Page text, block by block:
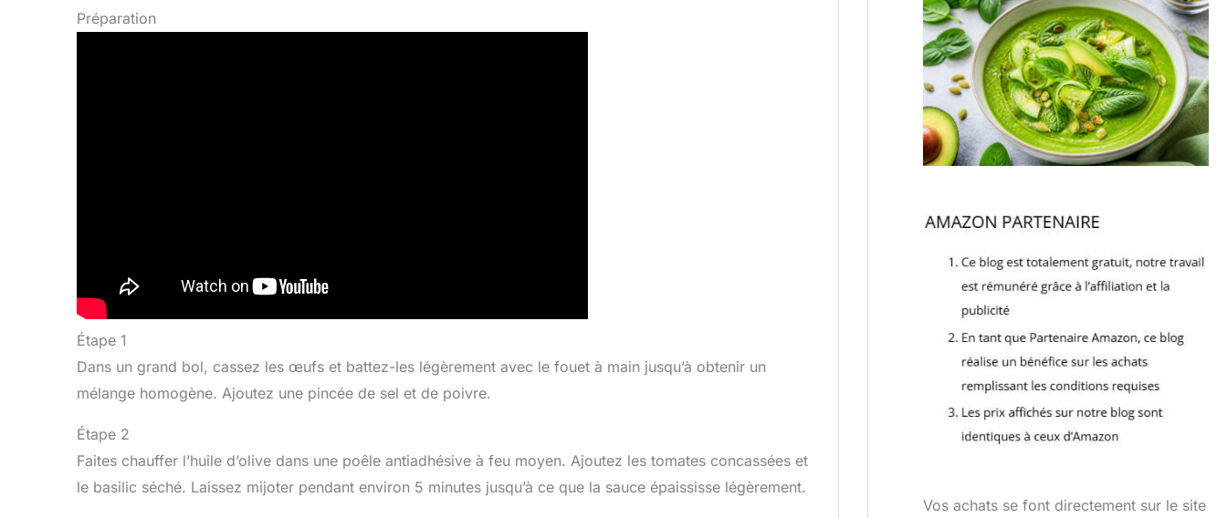
Préparation
Étape 1
Dans un grand bol, cassez les œufs et battez-les légèrement avec le fouet à main jusqu’à obtenir un
mélange homogène. Ajoutez une pincée de sel et de poivre.
Étape 2
Faites chauffer l’huile d’olive dans une poêle antiadhésive à feu moyen. Ajoutez les tomates concassées et
le basilic séché. Laissez mijoter pendant environ 5 minutes jusqu’à ce que la sauce épaississe légèrement.
Vos achats se font directement sur le site